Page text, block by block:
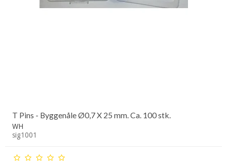
T Pins - Byggenåle Ø0,7 X 25 mm. Ca. 100 stk.
WH
sig1001